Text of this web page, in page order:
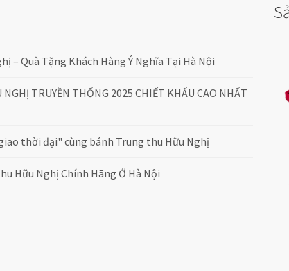
– Quà Tặng Khách Hàng Ý Nghĩa Tại Hà Nội
TRUYỀN THỐNG 2025 CHIẾT KHẤU CAO NHẤT
thời đại" cùng bánh Trung thu Hữu Nghị
Hữu Nghị Chính Hãng Ở Hà Nội